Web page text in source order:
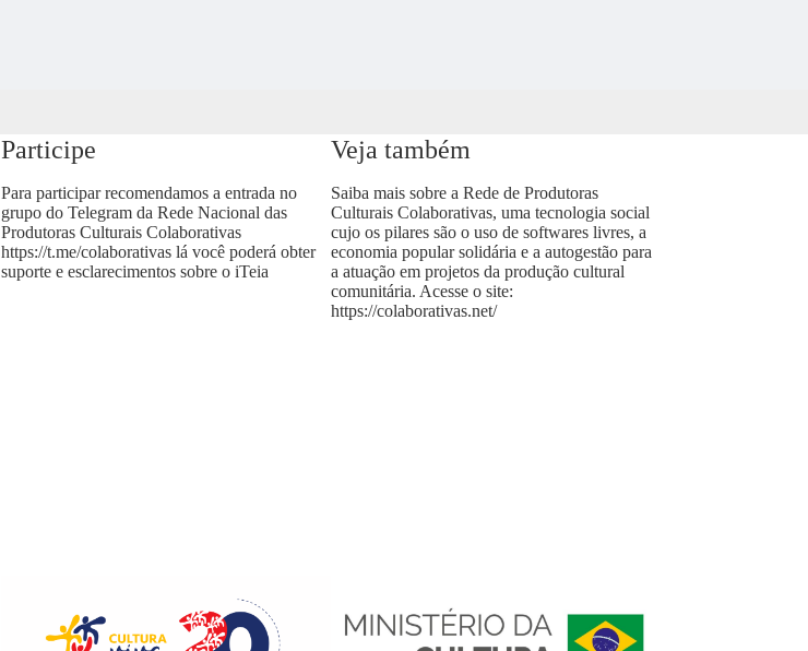
Participe
Para participar recomendamos a entrada no
grupo do Telegram da Rede Nacional das
Produtoras Culturais Colaborativas
https://t.me/colaborativaslá você poderá obter
suporte e esclarecimentos sobre o iTeia
Veja também
Saiba mais sobre a Rede de Produtoras
Culturais Colaborativas, uma tecnologia social
cujo os pilares são o uso de softwares livres, a
economia popular solidária e a autogestão para
a atuação em projetos da produção cultural
comunitária. Acesse o site:
https://colaborativas.net/